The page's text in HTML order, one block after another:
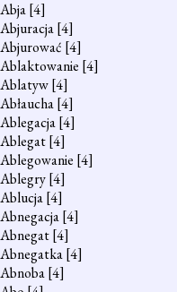
Abja[4]
Abjuracja[4]
Abjurować [4]
Ablaktowanie [4]
Ablatyw[4]
Abłaucha[4]
Ablegacja[4]
Ablegat[4]
Ablegowanie [4]
Ablegry[4]
Ablucja[4]
Abnegacja[4]
Abnegat[4]
Abnegatka[4]
Abnoba[4]